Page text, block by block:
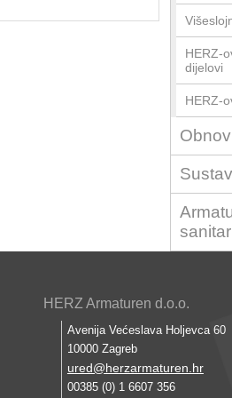
HERZ-
dijelovi
HERZ-
HERZ Armaturen d.o.o.
Avenija Većeslava Holjevca 60
10000 Zagreb
ured@herzarmaturen.hr
00385 (0) 1 6607 356